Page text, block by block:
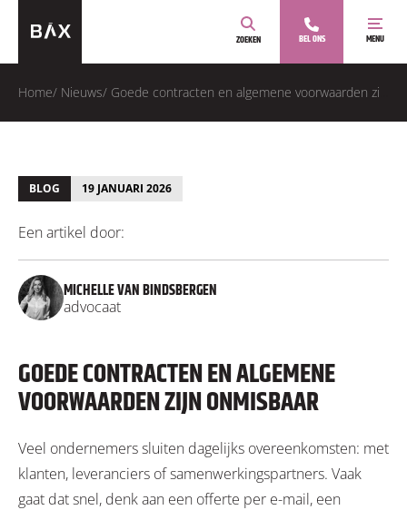
ZOEKEN BEL ONS MENU
Home/ Nieuws/ Goede contracten en algemene voorwaarden zijn onmisbaar
BLOG 19 JANUARI 2026
Een artikel door:
MICHELLE VAN BINDSBERGEN
advocaat
GOEDE CONTRACTEN EN ALGEMENE
VOORWAARDEN ZIJN ONMISBAAR
Veel ondernemers sluiten dagelijks overeenkomsten: met
klanten, leveranciers of samenwerkingspartners. Vaak
gaat dat snel, denk aan een offerte per e-mail, een